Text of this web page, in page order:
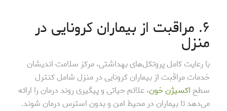
۶. مراقبت از بیماران کرونایی در
منزل
با رعایت کامل پروتکل‌های بهداشتی، مرکز سلامت اندیشان
خدمات مراقبت از بیماران کرونایی در منزل شامل کنترل
سطحاکسیژن خون، علائم حیاتی و پیگیری روند درمان را ارائه
می‌دهد تا بیماران در محیط امن و بدون استرس درمان شوند.